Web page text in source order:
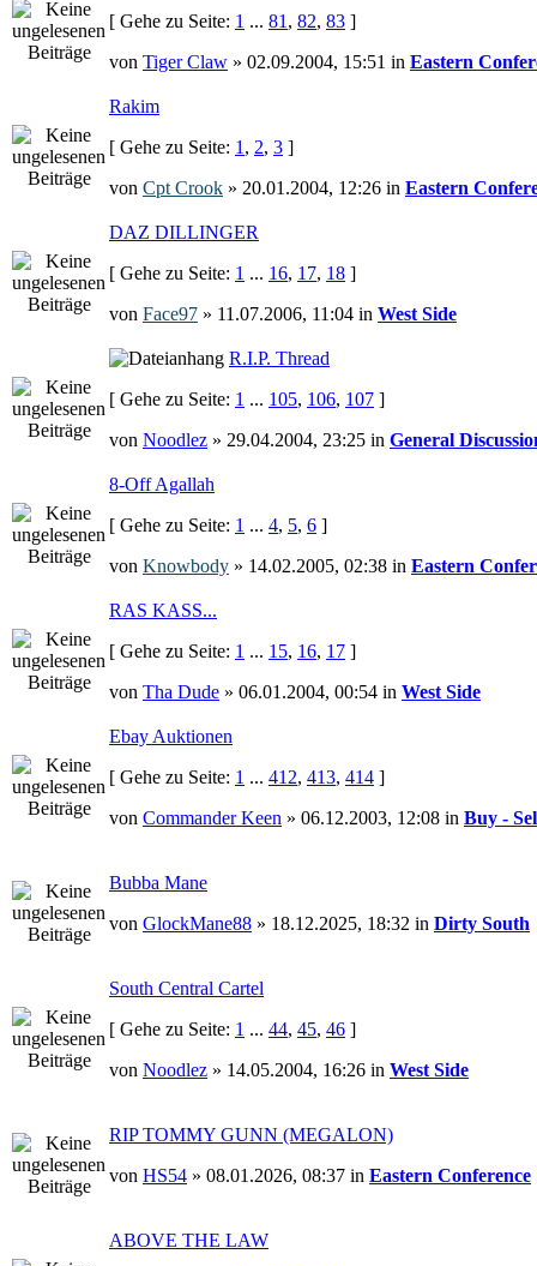
[ Gehe zu Seite: 1 ... 81 , 82, 83 ]
von Tiger Claw » 02.09.2004, 15:51 in Eastern
Rakim
[ Gehe zu Seite: 1 , 2, 3 ]
von Cpt Crook » 20.01.2004, 12:26 in Eastern
DAZ DILLINGER
[ Gehe zu Seite: 1 ... 16, 17, 18 ]
von Face97 » 11.07.2006, 11:04 in West Side
R.I.P. Thread
[ Gehe zu Seite: 1 ... 105, 106, 107 ]
von Noodlez » 29.04.2004, 23:25 in General
8-Off Agallah
[ Gehe zu Seite: 1 ... 4, 5, 6 ]
von Knowbody » 14.02.2005, 02:38 in Eastern
RAS KASS...
[ Gehe zu Seite: 1 ... 15, 16, 17 ]
von Tha Dude » 06.01.2004, 00:54 in West Side
Ebay Auktionen
[ Gehe zu Seite: 1 ... 412, 413, 414 ]
von Commander Keen » 06.12.2003, 12:08 in Buy -
Bubba Mane
von GlockMane88 » 18.12.2025, 18:32 in Dirty South
South Central Cartel
[ Gehe zu Seite: 1 ... 44, 45, 46 ]
von Noodlez » 14.05.2004, 16:26 in West Side
RIP TOMMY GUNN (MEGALON)
von HS54 » 08.01.2026, 08:37 in Eastern Conference
ABOVE THE LAW